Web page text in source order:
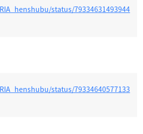
status/79334631493944
status/79334640577133